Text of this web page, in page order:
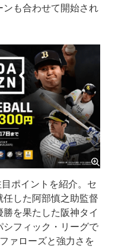
も合わせて開始され
ポイントを紹介。セ
した阿部慎之助監督
を果たした阪神タイ
シフィック・リーグで
ァローズと強力さを